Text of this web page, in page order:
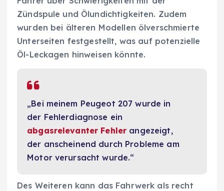
Zündspule und Ölundichtigkeiten. Zudem
wurden bei älteren Modellen ölverschmierte
Unterseiten festgestellt, was auf potenzielle
Öl-Leckagen hinweisen könnte.
„Bei meinem Peugeot 207 wurde in
der Fehlerdiagnose ein
abgasrelevanter Fehler angezeigt,
der anscheinend durch Probleme am
Motor verursacht wurde.“
Des Weiteren kann das Fahrwerk als recht